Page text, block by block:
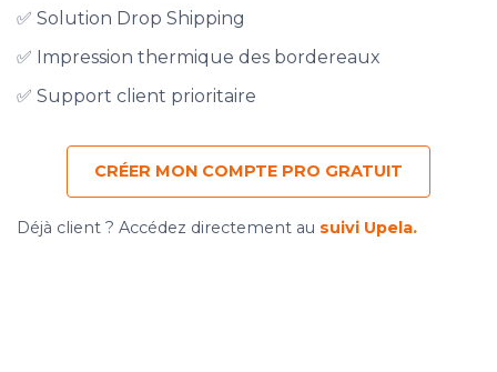
✅ Solution Drop Shipping
✅ Impression thermique des bordereaux
✅ Support client prioritaire
CRÉER MON COMPTE PRO GRATUIT
Déjà client ? Accédez directement au suivi Upela.